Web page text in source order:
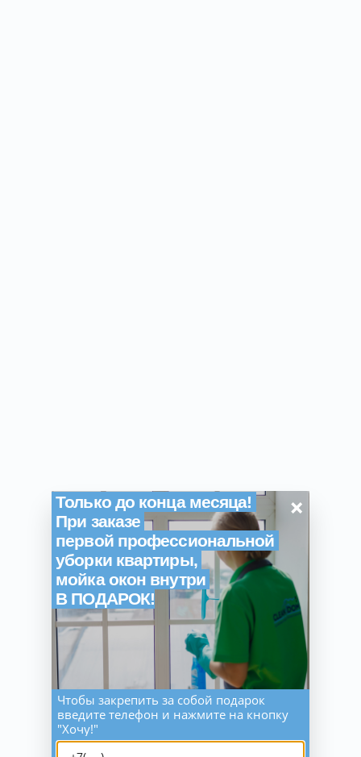
Только до конца месяца!
При заказе
первой профессиональной
уборки квартиры,
мойка окон внутри
В ПОДАРОК!
×
Чтобы закрепить за собой подарок
введите телефон и нажмите на кнопку
"Хочу!"